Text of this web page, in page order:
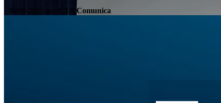
30-09-2025 por CTA Comunica